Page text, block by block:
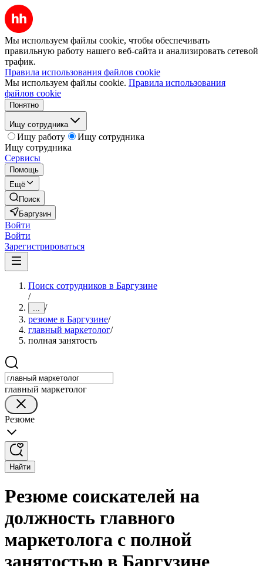
Мы используем файлы cookie, чтобы обеспечивать
правильную работу нашего веб-сайта и анализировать сетевой
трафик.
Правила использования файлов cookie
Мы используем файлы cookie. Правила использования
файлов cookie
Понятно
Ищу сотрудника
Ищу работу
Ищу сотрудника
Ищу сотрудника
Сервисы
Помощь
Ещё
Поиск
Баргузин
Войти
Войти
Зарегистрироваться
Поиск сотрудников в Баргузине
/
... /
резюме в Баргузине/
главный маркетолог/
полная занятость
главный маркетолог
Резюме
Найти
Резюме соискателей на
должность главного
маркетолога с полной
занятостью в Баргузине